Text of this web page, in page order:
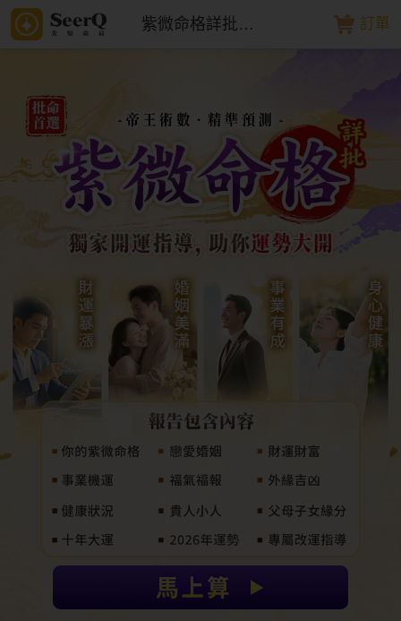
紫微命格詳批排盤 訂單